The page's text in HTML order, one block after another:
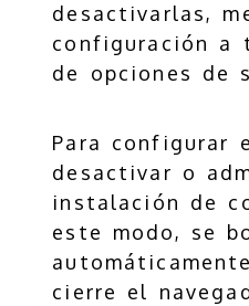
desactivarlas,
configuración a
de opciones de
Para configurar
desactivar o
instalación de
este modo, se
cierre el